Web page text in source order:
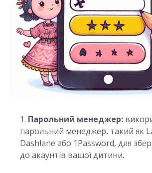
Парольний менеджер:
парольний менеджер, такий як
Dashlane або 1Password, для
до акаунтів вашої дитини.